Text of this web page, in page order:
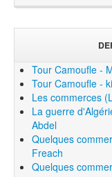
Tour Camoufle -
Tour Camoufle -
Les commerces
La guerre
Abdel
Quelques
Freach
Quelques